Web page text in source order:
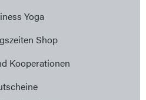
Yoga
Shop
Kooperationen